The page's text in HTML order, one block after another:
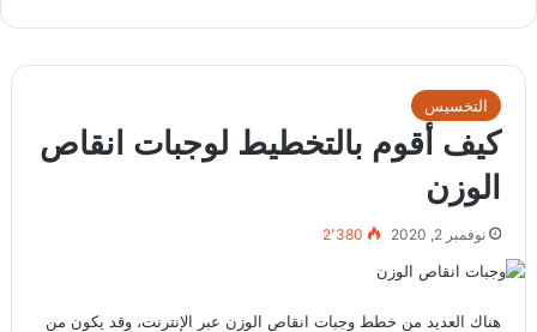
التخسيس
كيف أقوم بالتخطيط لوجبات انقاص
الوزن
نوفمبر 2, 2020 2٬380
هناك العديد من خطط وجبات انقاص الوزن عبر الإنترنت، وقد يكون من